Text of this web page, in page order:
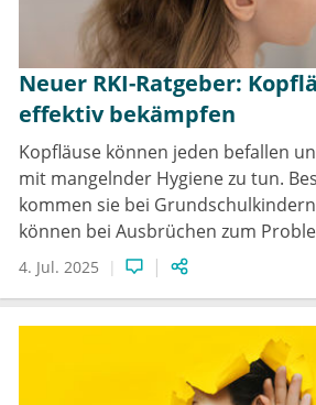
Neuer RKI-Ratgeber:
effektiv bekämpfen
Kopfläuse können jeden befallen
mit mangelnder Hygiene zu tun.
kommen sie bei
können bei Ausbrüchen zum
4. Jul. 2025